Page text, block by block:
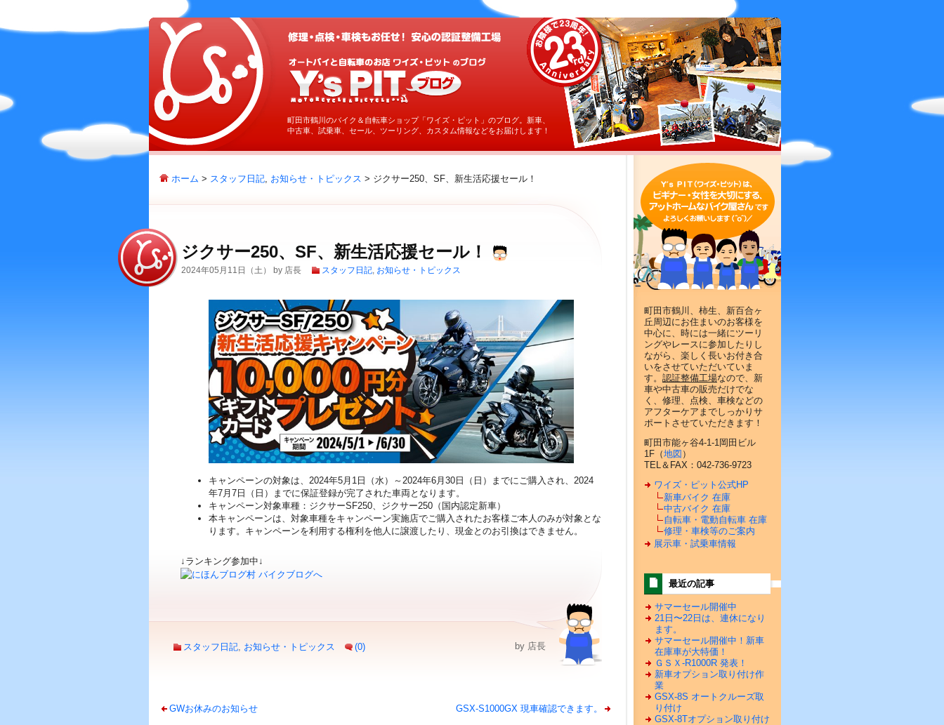
町田市鶴川のバイク＆自転車ショップ「ワイズ・ピット」のブログ。新車、
中古車、試乗車、セール、ツーリング、カスタム情報などをお届けします！
ホーム > スタッフ日記, お知らせ・トピックス > ジクサー250、SF、新生活応援セール！
ジクサー250、SF、新生活応援セール！
2024年05月11日（土） by 店長 スタッフ日記, お知らせ・トピックス
キャンペーンの対象は、2024年5月1日（水）～2024年6月30日（日）までにご購入され、2024
年7月7日（日）までに保証登録が完了された車両となります。
キャンペーン対象車種：ジクサーSF250、ジクサー250（国内認定新車）
本キャンペーンは、対象車種をキャンペーン実施店でご購入されたお客様ご本人のみが対象とな
ります。キャンペーンを利用する権利を他人に譲渡したり、現金とのお引換はできません。
↓ランキング参加中↓
by 店長
スタッフ日記, お知らせ・トピックス (0)
GWお休みのお知らせ GSX-S1000GX 現車確認できます。
町田市鶴川、柿生、新百合ヶ
丘周辺にお住まいのお客様を
中心に、時には一緒にツーリ
ングやレースに参加したりし
ながら、楽しく長いお付き合
いをさせていただいていま
す。 認証整備工場なので、新
車や中古車の販売だけでな
く、修理、点検、車検などの
アフターケアまでしっかりサ
ポートさせていただきます！
町田市能ヶ谷4-1-1岡田ビル
1F（地図 ）
TEL＆FAX：042-736-9723
ワイズ・ピット公式HP
新車バイク 在庫
中古バイク 在庫
自転車・電動自転車 在庫
修理・車検等のご案内
展示車・試乗車情報
最近の記事
サマーセール開催中
21日〜22日は、連休になり
ます。
サマーセール開催中！新車
在庫車が大特価！
ＧＳＸ-R1000R 発表！
新車オプション取り付け作
業
GSX-8S オートクルーズ取
り付け
GSX-8Tオプション取り付け